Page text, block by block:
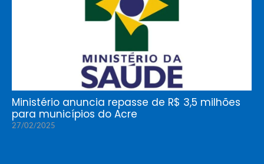
Ministério anuncia repasse de R$ 3,5 milhões
para municípios do Acre
27/02/2025